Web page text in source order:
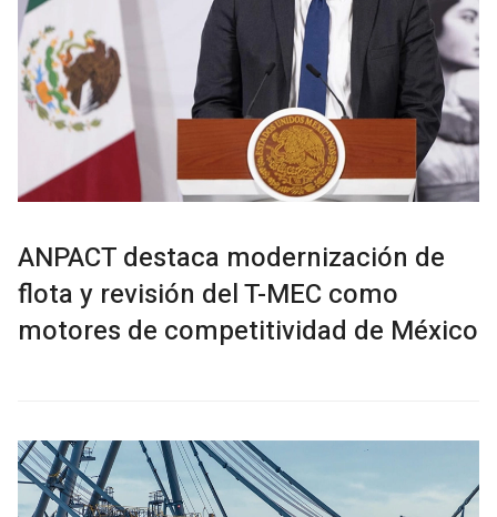
ANPACT destaca modernización de
flota y revisión del T-MEC como
motores de competitividad de México